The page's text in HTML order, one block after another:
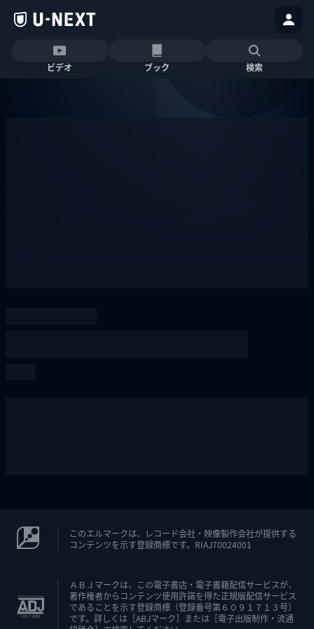
ビデオ ブック 検索
このエルマークは、レコード会社・映像製作会社が提供する
コンテンツを示す登録商標です。RIAJ70024001
ＡＢＪマークは、この電子書店・電子書籍配信サービスが、
著作権者からコンテンツ使用許諾を得た正規版配信サービス
であることを示す登録商標（登録番号第６０９１７１３号）
です。詳しくは［ABJマーク］または［電子出版制作・流通